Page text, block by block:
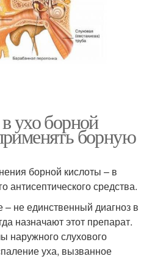
ухо борной
борную
борной кислоты – в
антисептического средства.
– не единственный диагноз в
назначают этот препарат.
наружного слухового
уха, вызванное